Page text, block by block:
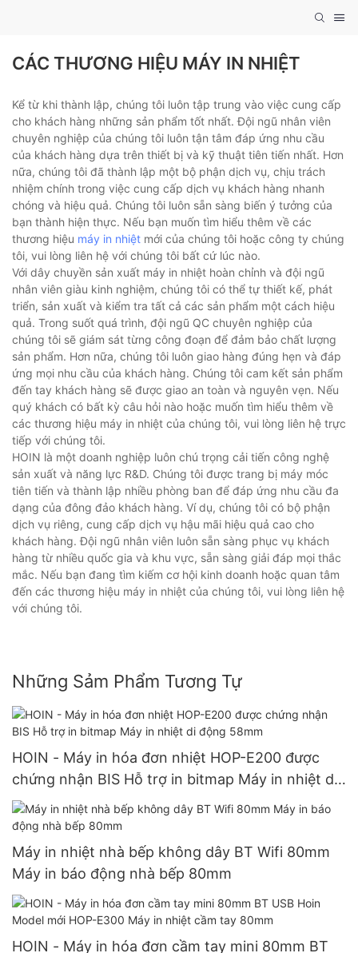
CÁC THƯƠNG HIỆU MÁY IN NHIỆT
Kể từ khi thành lập, chúng tôi luôn tập trung vào việc cung cấp
cho khách hàng những sản phẩm tốt nhất. Đội ngũ nhân viên
chuyên nghiệp của chúng tôi luôn tận tâm đáp ứng nhu cầu
của khách hàng dựa trên thiết bị và kỹ thuật tiên tiến nhất. Hơn
nữa, chúng tôi đã thành lập một bộ phận dịch vụ, chịu trách
nhiệm chính trong việc cung cấp dịch vụ khách hàng nhanh
chóng và hiệu quả. Chúng tôi luôn sẵn sàng biến ý tưởng của
bạn thành hiện thực. Nếu bạn muốn tìm hiểu thêm về các
thương hiệu máy in nhiệt mới của chúng tôi hoặc công ty chúng
tôi, vui lòng liên hệ với chúng tôi bất cứ lúc nào.
Với dây chuyền sản xuất máy in nhiệt hoàn chỉnh và đội ngũ
nhân viên giàu kinh nghiệm, chúng tôi có thể tự thiết kế, phát
triển, sản xuất và kiểm tra tất cả các sản phẩm một cách hiệu
quả. Trong suốt quá trình, đội ngũ QC chuyên nghiệp của
chúng tôi sẽ giám sát từng công đoạn để đảm bảo chất lượng
sản phẩm. Hơn nữa, chúng tôi luôn giao hàng đúng hẹn và đáp
ứng mọi nhu cầu của khách hàng. Chúng tôi cam kết sản phẩm
đến tay khách hàng sẽ được giao an toàn và nguyên vẹn. Nếu
quý khách có bất kỳ câu hỏi nào hoặc muốn tìm hiểu thêm về
các thương hiệu máy in nhiệt của chúng tôi, vui lòng liên hệ trực
tiếp với chúng tôi.
HOIN là một doanh nghiệp luôn chú trọng cải tiến công nghệ
sản xuất và năng lực R&D. Chúng tôi được trang bị máy móc
tiên tiến và thành lập nhiều phòng ban để đáp ứng nhu cầu đa
dạng của đông đảo khách hàng. Ví dụ, chúng tôi có bộ phận
dịch vụ riêng, cung cấp dịch vụ hậu mãi hiệu quả cao cho
khách hàng. Đội ngũ nhân viên luôn sẵn sàng phục vụ khách
hàng từ nhiều quốc gia và khu vực, sẵn sàng giải đáp mọi thắc
mắc. Nếu bạn đang tìm kiếm cơ hội kinh doanh hoặc quan tâm
đến các thương hiệu máy in nhiệt của chúng tôi, vui lòng liên hệ
với chúng tôi.
Những Sảm Phẩm Tương Tự
HOIN - Máy in hóa đơn nhiệt HOP-E200 được
chứng nhận BIS Hỗ trợ in bitmap Máy in nhiệt di
động 58mm
Máy in nhiệt nhà bếp không dây BT Wifi 80mm
Máy in báo động nhà bếp 80mm
HOIN - Máy in hóa đơn cầm tay mini 80mm BT